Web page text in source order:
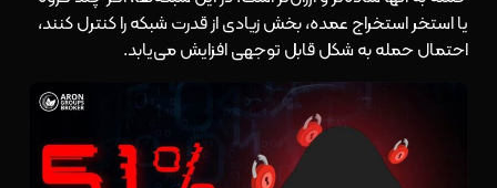
یا استخر استخراج عمده، بخش زیادی از قدرت شبکه را کنترل کنند،
احتمال حمله به شکل قابل توجهی افزایش می‌یابد.